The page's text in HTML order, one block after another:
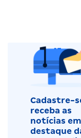
Cadastre-
receba as
notícias em
destaque